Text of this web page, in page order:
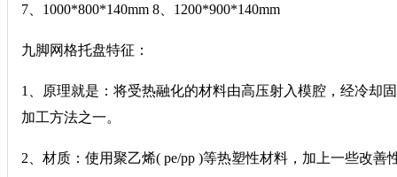
7、1000*800*140mm 8、1200*900*140mm
九脚网格托盘特征：
1、原理就是：将受热融化的材料由高压射入模腔，经冷却
加工方法之一。
2、材质：使用聚乙烯( pe/pp )等热塑性材料，加上一些改